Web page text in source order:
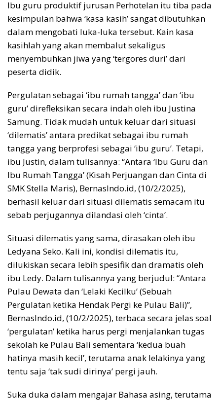
Ibu guru produktif jurusan Perhotelan itu tiba pada
kesimpulan bahwa ‘kasa kasih’ sangat dibutuhkan
dalam mengobati luka-luka tersebut. Kain kasa
kasihlah yang akan membalut sekaligus
menyembuhkan jiwa yang ‘tergores duri’ dari
peserta didik.
Pergulatan sebagai ‘ibu rumah tangga’ dan ‘ibu
guru’ direfleksikan secara indah oleh ibu Justina
Samung. Tidak mudah untuk keluar dari situasi
‘dilematis’ antara predikat sebagai ibu rumah
tangga yang berprofesi sebagai ‘ibu guru’. Tetapi,
ibu Justin, dalam tulisannya: “Antara ‘Ibu Guru dan
Ibu Rumah Tangga’ (Kisah Perjuangan dan Cinta di
SMK Stella Maris), BernasIndo.id, (10/2/2025),
berhasil keluar dari situasi dilematis semacam itu
sebab perjugannya dilandasi oleh ‘cinta’.
Situasi dilematis yang sama, dirasakan oleh ibu
Ledyana Seko. Kali ini, kondisi dilematis itu,
dilukiskan secara lebih spesifik dan dramatis oleh
ibu Ledy. Dalam tulisannya yang berjudul: “Antara
Pulau Dewata dan ‘Lelaki Kecilku’ (Sebuah
Pergulatan ketika Hendak Pergi ke Pulau Bali)”,
BernasIndo.id, (10/2/2025), terbaca secara jelas soal
‘pergulatan’ ketika harus pergi menjalankan tugas
sekolah ke Pulau Bali sementara ‘kedua buah
hatinya masih kecil’, terutama anak lelakinya yang
tentu saja ‘tak sudi dirinya’ pergi jauh.
Suka duka dalam mengajar Bahasa asing, terutama